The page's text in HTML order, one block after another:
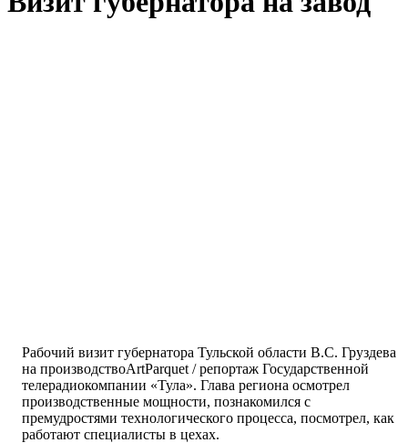
Рабочий визит губернатора Тульской области В.С. Груздева
на производствоArtParquet / репортаж Государственной
телерадиокомпании «Тула». Глава региона осмотрел
производственные мощности, познакомился с
премудростями технологического процесса, посмотрел, как
работают специалисты в цехах.